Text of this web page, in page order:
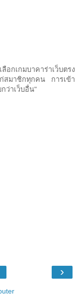
กเกมบาคาร่าเว็บตรง
ก่สมาชิกทุกคน การเข้า
กว่าเว็บอื่น"
›